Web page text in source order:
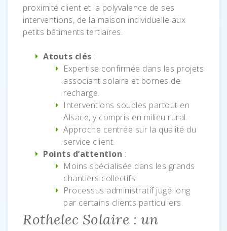
proximité client et la polyvalence de ses
interventions, de la maison individuelle aux
petits bâtiments tertiaires.
Atouts clés :
Expertise confirmée dans les projets
associant solaire et bornes de
recharge.
Interventions souples partout en
Alsace, y compris en milieu rural.
Approche centrée sur la qualité du
service client.
Points d’attention :
Moins spécialisée dans les grands
chantiers collectifs.
Processus administratif jugé long
par certains clients particuliers.
Rothelec Solaire : un